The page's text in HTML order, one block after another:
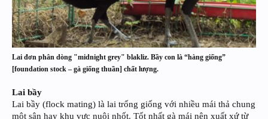
Lai đơn phân dòng "midnight grey" blakliz. Bầy con là “hàng giống”
[foundation stock – gà giống thuần] chất lượng.
Lai bầy
Lai bầy (flock mating) là lai trống giống với nhiều mái thả chung
một sân hay khu vực nuôi nhốt. Tốt nhất gà mái nên xuất xứ từ